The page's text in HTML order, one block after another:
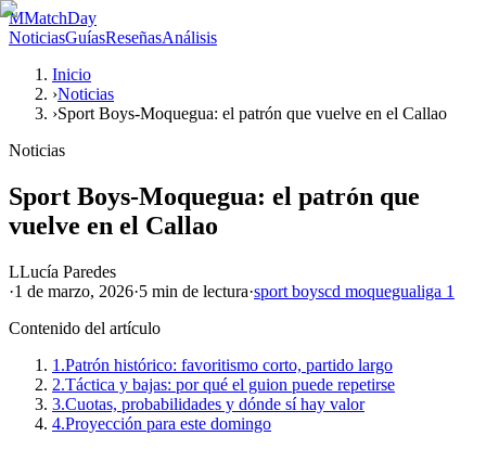
MMatchDay
NoticiasGuíasReseñasAnálisis
Inicio
›Noticias
›Sport Boys-Moquegua: el patrón que vuelve en el Callao
Noticias
Sport Boys-Moquegua: el patrón que
vuelve en el Callao
LLucía Paredes
·1 de marzo, 2026·5 min de lectura·sport boyscd moquegualiga 1
Contenido del artículo
1.Patrón histórico: favoritismo corto, partido largo
2.Táctica y bajas: por qué el guion puede repetirse
3.Cuotas, probabilidades y dónde sí hay valor
4.Proyección para este domingo